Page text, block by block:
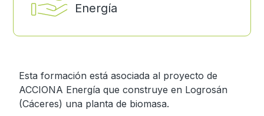
Energía
Esta formación está asociada al proyecto de
ACCIONA Energía que construye en Logrosán
(Cáceres) una planta de biomasa.